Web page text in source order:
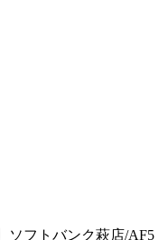
ソフトバンク萩店/AF5